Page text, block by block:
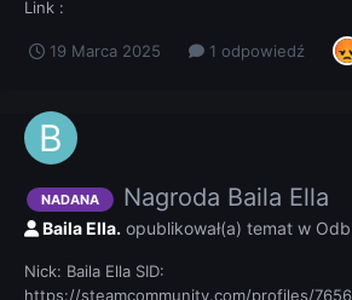
Link :
19 Marca 2025 1 odpowiedź
NADANA Nagroda Baila Ella
Baila Ella. opublikował(a) temat w
Nick: Baila Ella SID:
https://steamcommunity.com/profiles/